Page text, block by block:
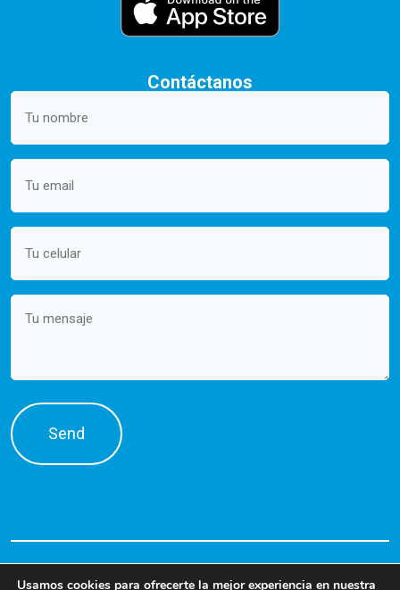
Contáctanos
Usamos cookies para ofrecerte la mejor experiencia en nuestra